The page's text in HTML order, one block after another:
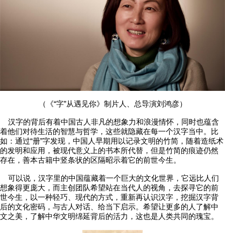
（《“字”从遇见你》制片人、总导演刘鸿彦）
汉字的背后有着中国古人非凡的想象力和浪漫情怀，同时也蕴含
着他们对待生活的智慧与哲学，这些就隐藏在每一个汉字当中。比
如：通过“册”字发现，中国人早期用以记录文明的竹简，随着造纸术
的发明和应用，被现代意义上的书本所代替，但是竹简的痕迹仍然
存在，善本古籍中竖条状的区隔昭示着它的前世今生。
可以说，汉字里的中国蕴藏着一个巨大的文化世界，它远比人们
想象得更庞大，而主创团队希望站在当代人的视角，去探寻它的前
世今生，以一种轻巧、现代的方式，重新再认识汉字，挖掘汉字背
后的文化密码，与古人对话、给当下启示。希望让更多的人了解中
文之美，了解中华文明绵延背后的活力，这也是人类共同的瑰宝。